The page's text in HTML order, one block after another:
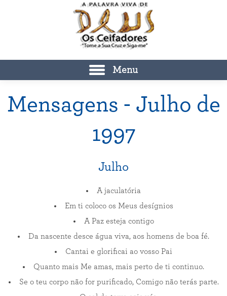
Menu
Mensagens - Julho de
1997
Julho
A jaculatória
Em ti coloco os Meus desígnios
A Paz esteja contigo
Da nascente desce água viva, aos homens de boa fé.
Cantai e glorificai ao vosso Pai
Quanto mais Me amas, mais perto de ti continuo.
Se o teu corpo não for purificado, Comigo não terás parte.